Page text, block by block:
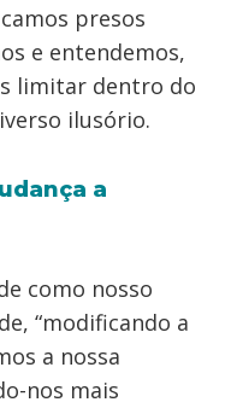
presos
e entendemos,
limitar dentro do
ilusório.
a
como nosso
“modificando a
a nossa
nos mais